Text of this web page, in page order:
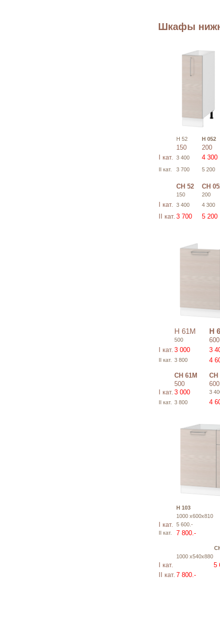
Шкафы
Н 52 Н 052
150
200
I кат.
3 400 4 300
II кат. 3 700 5 200
СН 52 СН
150 200
I кат. 3 400 4 300
II кат. 3 700 5 200
Н 61М Н
500
I кат. 3 000 3
II кат. 3 800 4
СН 61М
СН
500
I кат. 3 000
3
II кат. 3 800 4
Н 103
1000 х600х810
I кат.
5 600.-
II кат.
7 800.-
1000 х540х880
I кат.
5
II кат. 7 800.-